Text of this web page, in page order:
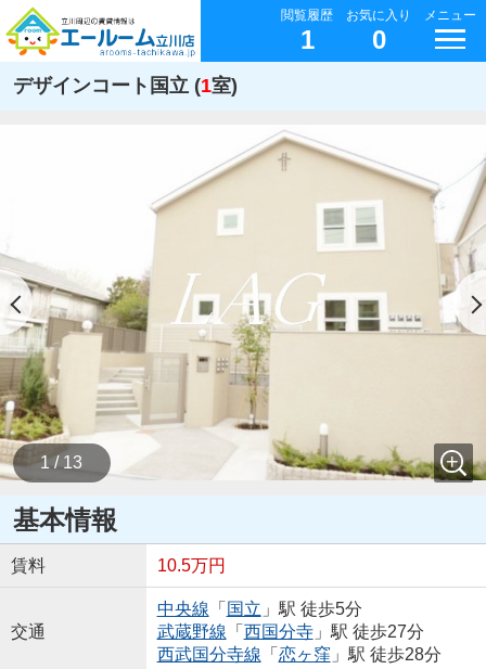
閲覧履歴
1
お気に入り
0
メニュー
デザインコート国立 (1室)
1 / 13
基本情報
賃料 10.5万円
交通
中央線 「 国立 」駅 徒歩5分
武蔵野線 「 西国分寺」駅 徒歩27分
西武国分寺線 「 恋ヶ窪 」駅 徒歩28分